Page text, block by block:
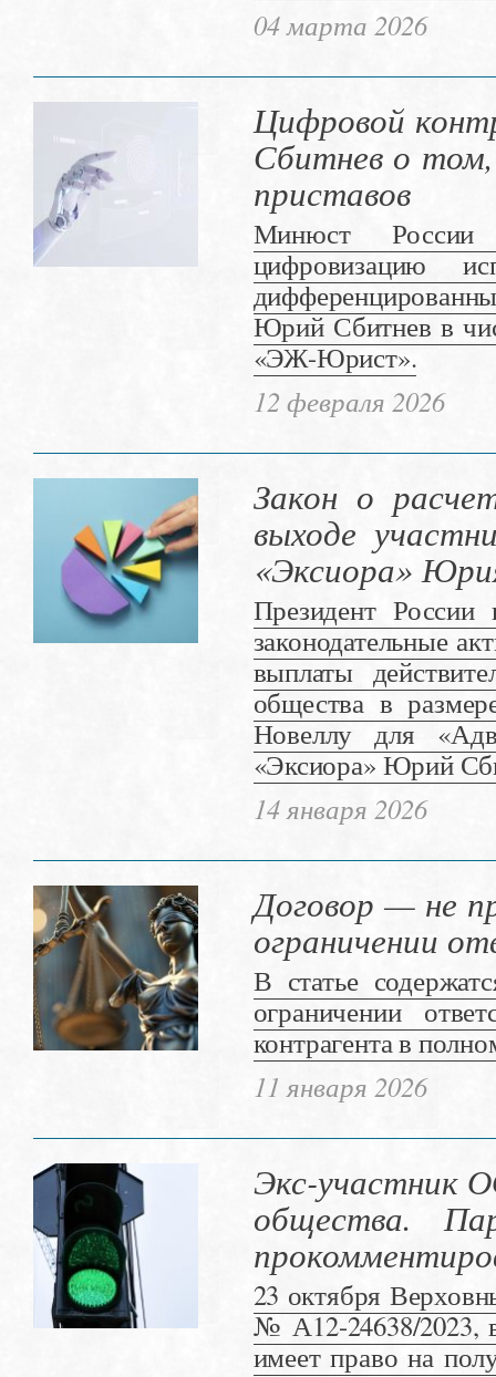
04 марта 2026
Цифровой
Сбитнев о
приставов
Минюст России
цифровизацию
Юрий Сбитнев в
«ЭЖ-Юрист».
12 февраля 2026
Закон о
выходе
«Эксиора»
Президент
законодательные
выплаты
общества в
Новеллу для
«Эксиора» Юрий
14 января 2026
Договор — не
ограничении
В статье
ограничении
контрагента в
11 января 2026
Экс-участник
общества.
23 октября
№ А12-24638/2023,
имеет право на